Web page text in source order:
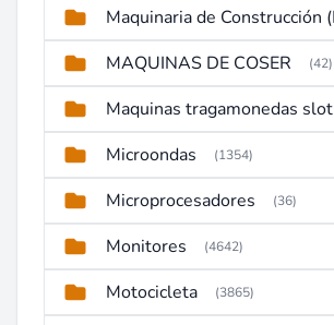
MAQUINAS DE COSER (42)
Maquinas tragamonedas slot
Microondas (1354)
Microprocesadores (36)
Monitores (4642)
Motocicleta (3865)